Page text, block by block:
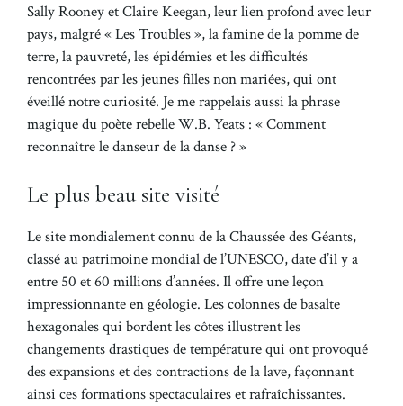
Sally Rooney et Claire Keegan, leur lien profond avec leur
pays, malgré « Les Troubles », la famine de la pomme de
terre, la pauvreté, les épidémies et les difficultés
rencontrées par les jeunes filles non mariées, qui ont
éveillé notre curiosité. Je me rappelais aussi la phrase
magique du poète rebelle W.B. Yeats : « Comment
reconnaître le danseur de la danse ? »
Le plus beau site visité
Le site mondialement connu de la Chaussée des Géants,
classé au patrimoine mondial de l’UNESCO, date d’il y a
entre 50 et 60 millions d’années. Il offre une leçon
impressionnante en géologie. Les colonnes de basalte
hexagonales qui bordent les côtes illustrent les
changements drastiques de température qui ont provoqué
des expansions et des contractions de la lave, façonnant
ainsi ces formations spectaculaires et rafraîchissantes.